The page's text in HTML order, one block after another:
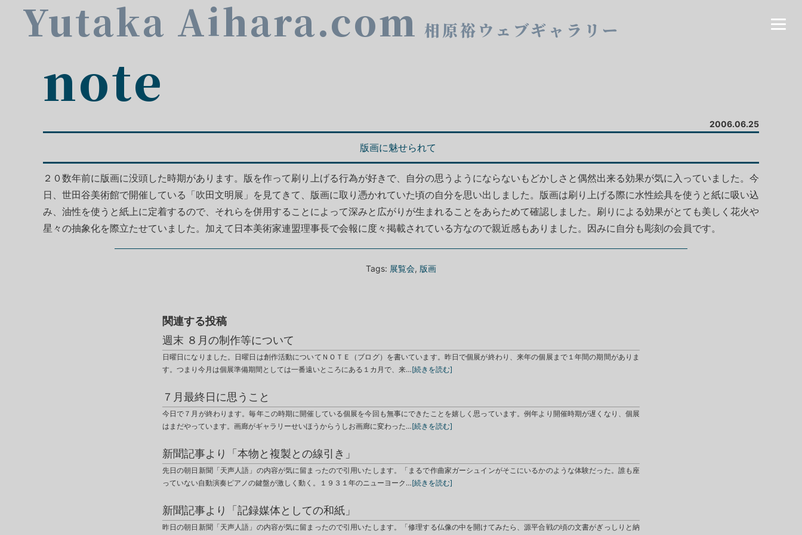
Yutaka Aihara.com 相原裕ウェブギャラリー
note
2006.06.25
版画に魅せられて
２０数年前に版画に没頭した時期があります。版を作って刷り上げる行為が好きで、自分の思うようにならないもどかしさと偶然出来る効果が気に入っていました。今
日、世田谷美術館で開催している「吹田文明展」を見てきて、版画に取り憑かれていた頃の自分を思い出しました。版画は刷り上げる際に水性絵具を使うと紙に吸い込
み、油性を使うと紙上に定着するので、それらを併用することによって深みと広がりが生まれることをあらためて確認しました。刷りによる効果がとても美しく花火や
星々の抽象化を際立たせていました。加えて日本美術家連盟理事長で会報に度々掲載されている方なので親近感もありました。因みに自分も彫刻の会員です。
Tags: 展覧会, 版画
関連する投稿
週末 ８月の制作等について
日曜日になりました。日曜日は創作活動についてＮＯＴＥ（ブログ）を書いています。昨日で個展が終わり、来年の個展まで１年間の期間がありま
す。つまり今月は個展準備期間としては一番遠いところにある１カ月で、来…[続きを読む]
７月最終日に思うこと
今日で７月が終わります。毎年この時期に開催している個展を今回も無事にできたことを嬉しく思っています。例年より開催時期が遅くなり、個展
はまだやっています。画廊がギャラリーせいほうからうしお画廊に変わった…[続きを読む]
新聞記事より「本物と複製との線引き」
先日の朝日新聞「天声人語」の内容が気に留まったので引用いたします。「まるで作曲家ガーシュインがそこにいるかのような体験だった。誰も座
っていない自動演奏ピアノの鍵盤が激しく動く。１９３１年のニューヨーク…[続きを読む]
新聞記事より「記録媒体としての和紙」
昨日の朝日新聞「天声人語」の内容が気に留まったので引用いたします。「修理する仏像の中を開けてみたら、源平合戦の頃の文書がぎっしりと納